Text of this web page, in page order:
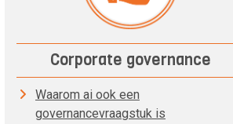
Corporate governance
Waarom ai ook een
governancevraagstuk is